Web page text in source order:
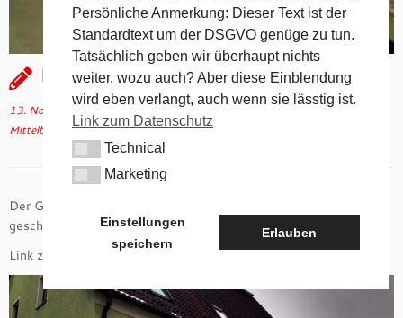
Gasthof Zur Linde Mittelburg
13. November 2011 Gastronomie /Hochberg
Mittelburg
vontk(aktualisiert am27. Juli 2020
Der Gasthof Zur Linde in Mittelburg ist seit dem 1.1.2020
geschlossen.
Link zu Wikipedia –
mehr über Mittelburg
Persönliche Anmerkung: Dieser Text ist der
Standardtext um der DSGVO genüge zu tun.
Tatsächlich geben wir überhaupt nichts
weiter, wozu auch? Aber diese Einblendung
wird eben verlangt, auch wenn sie lässtig ist.
Link zum Datenschutz
TechnicalTechnical
MarketingMarketing
Einstellungen
speichern
Erlauben